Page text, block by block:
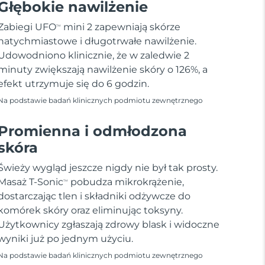
nawilżenie
UFOTM
mini 2 zapewniają skórze
i długotrwałe nawilżenie.
klinicznie, że w zaledwie 2
zwiększają nawilżenie skóry o 126%, a
utrzymuje się do 6 godzin.
podstawie badań klinicznych podmiotu zewnętrznego
i odmłodzona
wygląd jeszcze nigdy nie był tak prosty.
T-SonicTM
pobudza mikrokrążenie,
tlen i składniki odżywcze do
skóry oraz eliminując toksyny.
zgłaszają zdrowy blask i widoczne
już po jednym użyciu.
podstawie badań klinicznych podmiotu zewnętrznego